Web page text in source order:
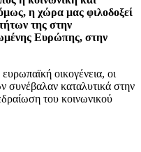
η χώρα μας φιλοδοξεί
της στην
Ευρώπης, στην
οικογένεια, οι
συνέβαλαν καταλυτικά στην
του κοινωνικού